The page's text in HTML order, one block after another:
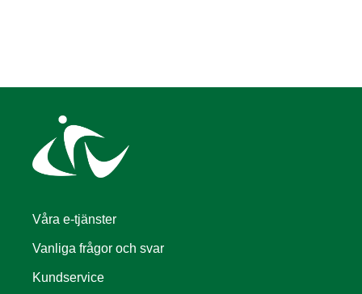
Våra e-tjänster
Vanliga frågor och svar
Kundservice